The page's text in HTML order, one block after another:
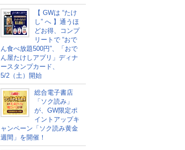
【 GWは “たけ
し” へ 】通うほ
どお得、コンプ
リートで “おで
ん食べ放題500円”、「おで
ん屋たけしアプリ」ディナ
ースタンプカード、
5/2（土）開始
総合電子書店
「ソク読み」
が、GW限定ポ
イントアップキ
ャンペーン「ソク読み黄金
週間」を開催！